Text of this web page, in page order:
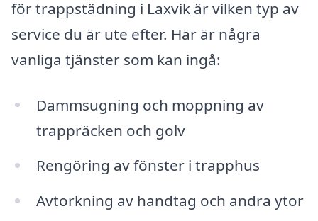
för trappstädning i Laxvik är vilken typ av
service du är ute efter. Här är några
vanliga tjänster som kan ingå:
Dammsugning och moppning av
trappräcken och golv
Rengöring av fönster i trapphus
Avtorkning av handtag och andra ytor